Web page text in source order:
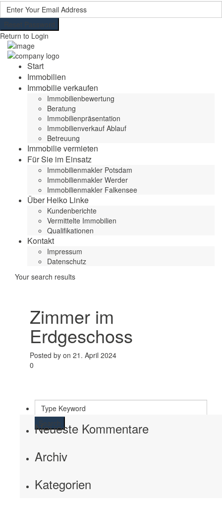
Reset Password
Return to Login
Start
Immobilien
Immobilie verkaufen
Immobilienbewertung
Beratung
Immobilienpräsentation
Immobilienverkauf Ablauf
Betreuung
Immobilie vermieten
Für Sie im Einsatz
Immobilienmakler Potsdam
Immobilienmakler Werder
Immobilienmakler Falkensee
Über Heiko Linke
Kundenberichte
Vermittelte Immobilien
Qualifikationen
Kontakt
Impressum
Datenschutz
Your search results
Zimmer im
Erdgeschoss
Posted by on 21. April 2024
0
Search
Neueste Kommentare
Archiv
Kategorien